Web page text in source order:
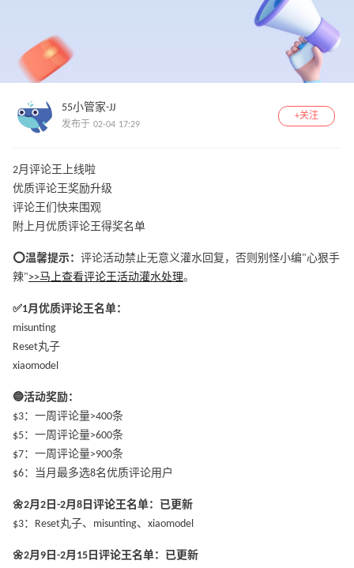
55小管家-JJ
发布于 02-04 17:29
+关注
2月评论王上线啦
优质评论王奖励升级
评论王们快来围观
附上月优质评论王得奖名单
⭕️温馨提示： 评论活动禁止无意义灌水回复，否则别怪小编"心狠手
辣">>马上查看评论王活动灌水处理。
✅1月优质评论王名单：
misunting
Reset丸子
xiaomodel
🔵活动奖励：
$3：一周评论量>400条
$5：一周评论量>600条
$7：一周评论量>900条
$6：当月最多选8名优质评论用户
🌼2月2日-2月8日评论王名单：已更新
$3：Reset丸子、misunting、xiaomodel
🌼2月9日-2月15日评论王名单：已更新